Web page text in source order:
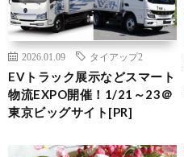
2026.01.09 タイアップ2
EVトラック展示などスマート
物流EXPO開催！1/21～23＠
東京ビッグサイト[PR]